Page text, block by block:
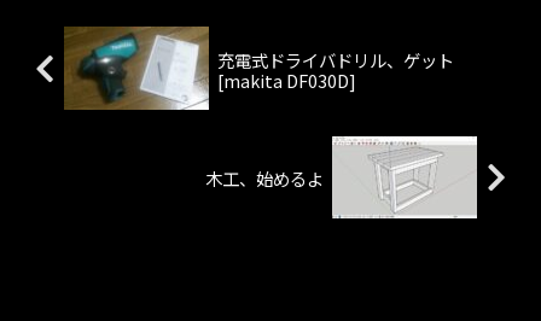
充電式ドライバドリル、ゲット
[makita DF030D]
木工、始めるよ